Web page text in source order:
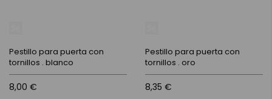
Pestillo para puerta con
tornillos . blanco
8,00 €
Pestillo para puerta con
tornillos . oro
8,35 €